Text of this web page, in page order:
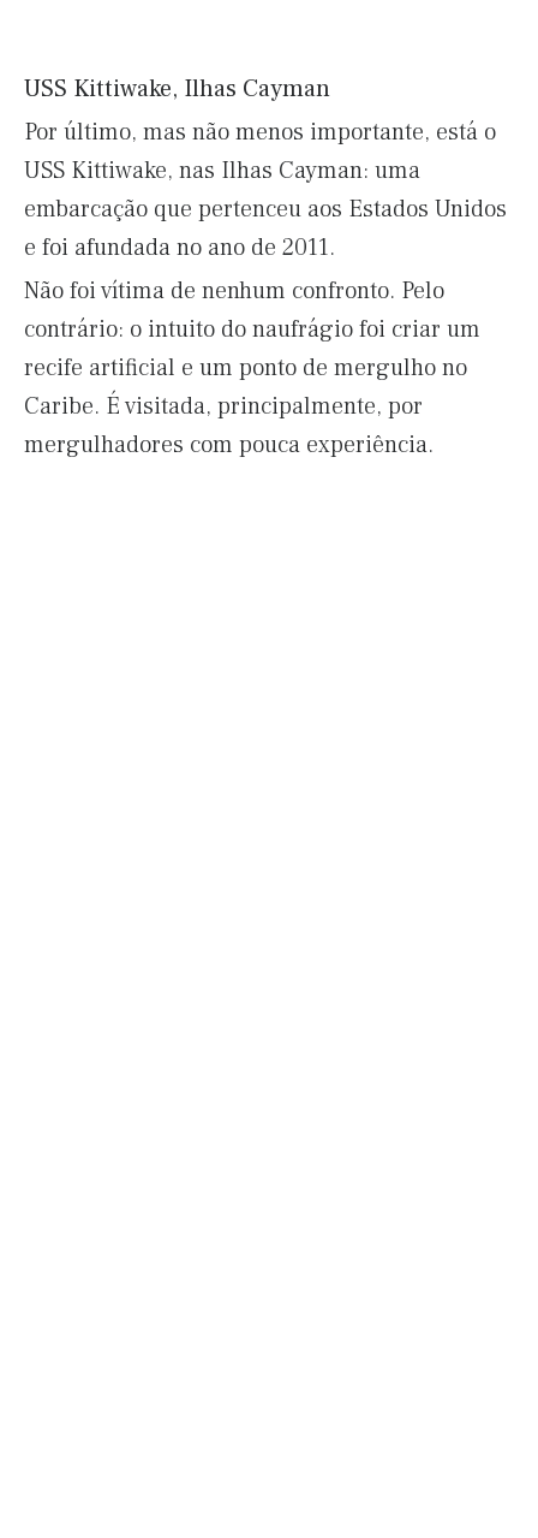
USS Kittiwake, Ilhas Cayman
Por último, mas não menos importante, está o
USS Kittiwake, nas Ilhas Cayman: uma
embarcação que pertenceu aos Estados Unidos
e foi afundada no ano de 2011.
Não foi vítima de nenhum confronto. Pelo
contrário: o intuito do naufrágio foi criar um
recife artificial e um ponto de mergulho no
Caribe. É visitada, principalmente, por
mergulhadores com pouca experiência.